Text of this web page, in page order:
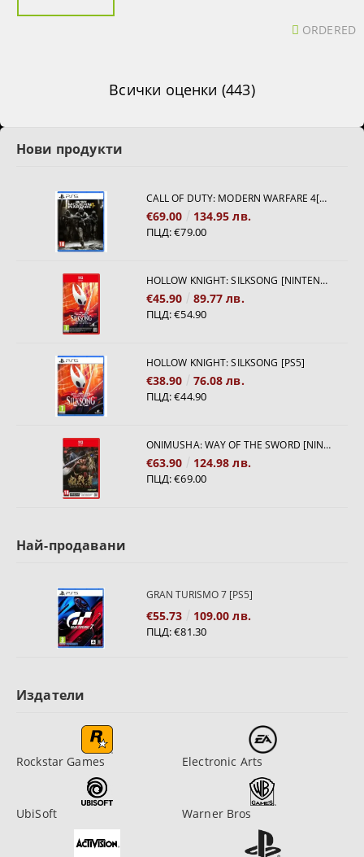
ORDERED
Всички оценки (443)
Нови продукти
CALL OF DUTY: MODERN WARFARE 4[PS5]
€69.00 134.95 лв.
ПЦД:€79.00
HOLLOW KNIGHT: SILKSONG [NINTENDO SWITCH 2]
€45.90 89.77 лв.
ПЦД:€54.90
HOLLOW KNIGHT: SILKSONG [PS5]
€38.90 76.08 лв.
ПЦД:€44.90
ONIMUSHA: WAY OF THE SWORD [NINTENDO SWITCH 2]
€63.90 124.98 лв.
ПЦД:€69.00
Най-продавани
GRAN TURISMO 7 [PS5]
€55.73 109.00 лв.
ПЦД:€81.30
Издатели
Rockstar Games Electronic Arts
UbiSoft Warner Bros